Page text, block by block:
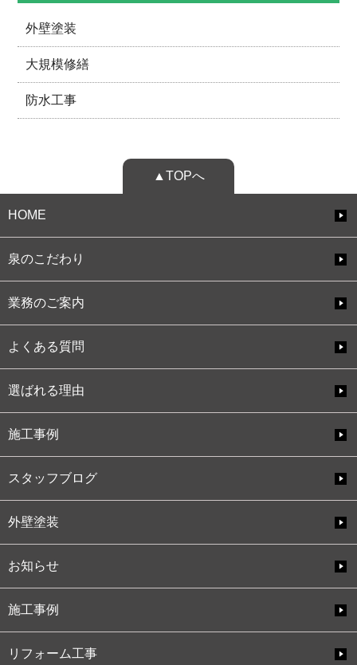
外壁塗装
大規模修繕
防水工事
▲TOPへ
HOME
泉のこだわり
業務のご案内
よくある質問
選ばれる理由
施工事例
スタッフブログ
外壁塗装
お知らせ
施工事例
リフォーム工事